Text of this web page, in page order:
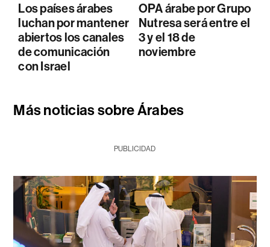
Los países árabes
luchan por mantener
abiertos los canales
de comunicación
con Israel
OPA árabe por Grupo
Nutresa será entre el
3 y el 18 de
noviembre
Más noticias sobre Árabes
PUBLICIDAD